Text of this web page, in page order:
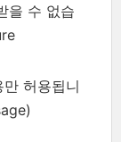
을 수 없습
허용됩니